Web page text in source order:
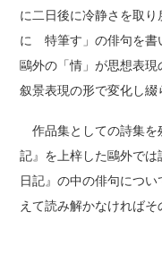
に二日後に冷静さを取
に 特筆す」の俳句を書
鷗外の「情」が思想表
叙景表現の形で変化し綴
作品集としての詩集を
記』を上梓した鷗外で
日記』の中の俳句につ
えて読み解かなければそ